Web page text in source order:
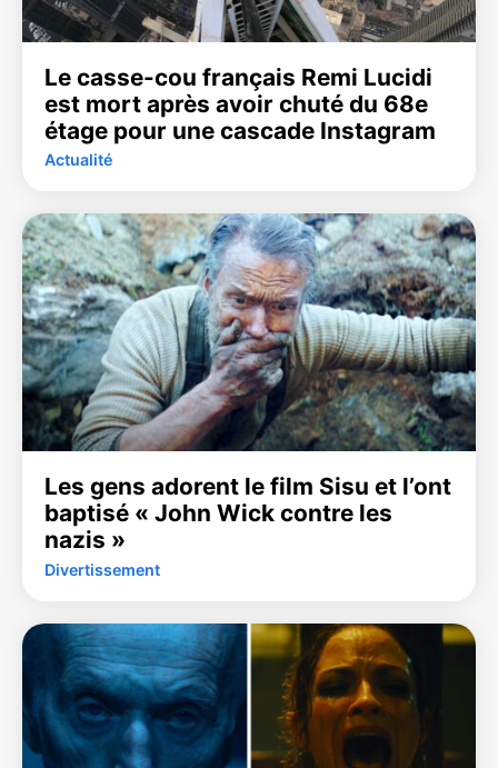
Le casse-cou français Remi Lucidi
est mort après avoir chuté du 68e
étage pour une cascade Instagram
Actualité
Les gens adorent le film Sisu et l’ont
baptisé « John Wick contre les
nazis »
Divertissement